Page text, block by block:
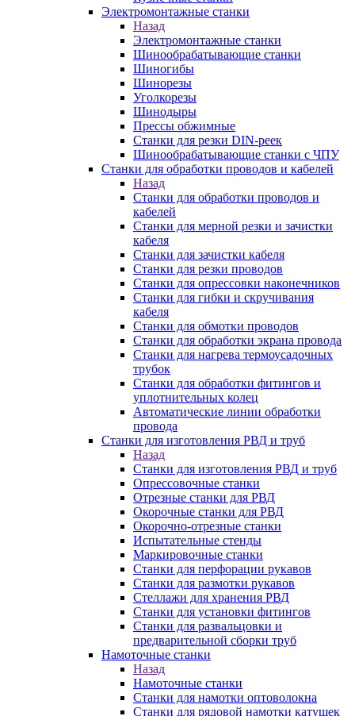
Электромонтажные станки
Назад
Электромонтажные станки
Шинообрабатывающие станки
Шиногибы
Шинорезы
Уголкорезы
Шинодыры
Прессы обжимные
Станки для резки DIN-реек
Шинообрабатывающие станки с ЧПУ
Станки для обработки проводов и кабелей
Назад
Станки для обработки проводов и
кабелей
Станки для мерной резки и зачистки
кабеля
Станки для зачистки кабеля
Станки для резки проводов
Станки для опрессовки наконечников
Станки для гибки и скручивания
кабеля
Станки для обмотки проводов
Станки для обработки экрана провода
Станки для нагрева термоусадочных
трубок
Станки для обработки фитингов и
уплотнительных колец
Автоматические линии обработки
провода
Станки для изготовления РВД и труб
Назад
Станки для изготовления РВД и труб
Опрессовочные станки
Отрезные станки для РВД
Окорочные станки для РВД
Окорочно-отрезные станки
Испытательные стенды
Маркировочные станки
Станки для перфорации рукавов
Станки для размотки рукавов
Стеллажи для хранения РВД
Станки для установки фитингов
Станки для развальцовки и
предварительной сборки труб
Намоточные станки
Назад
Намоточные станки
Станки для намотки оптоволокна
Станки для рядовой намотки катушек